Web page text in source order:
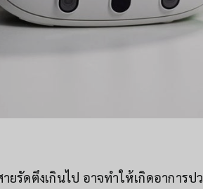
ยรัดตึงเกินไป อาจทำให้เกิดอากา